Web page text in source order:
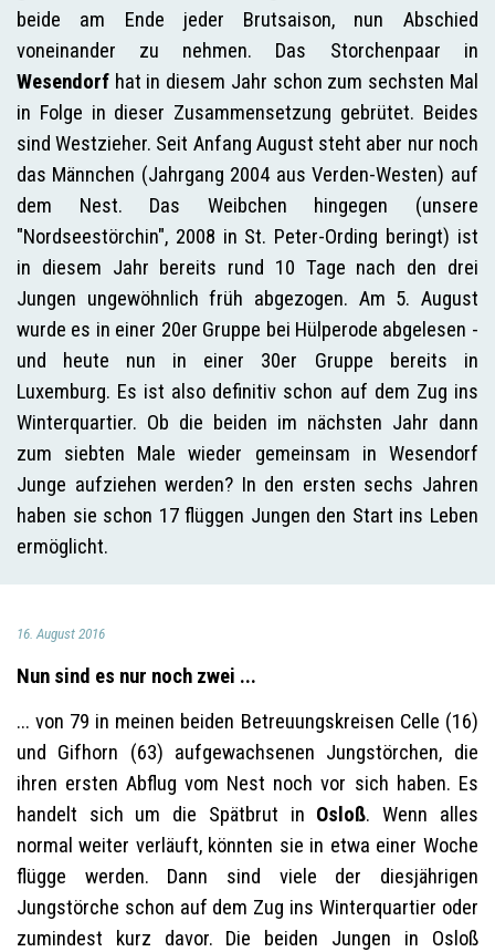
beide am Ende jeder Brutsaison, nun Abschied
voneinander zu nehmen. Das Storchenpaar in
Wesendorf hat in diesem Jahr schon zum sechsten Mal
in Folge in dieser Zusammensetzung gebrütet. Beides
sind Westzieher. Seit Anfang August steht aber nur noch
das Männchen (Jahrgang 2004 aus Verden-Westen) auf
dem Nest. Das Weibchen hingegen (unsere
"Nordseestörchin", 2008 in St. Peter-Ording beringt) ist
in diesem Jahr bereits rund 10 Tage nach den drei
Jungen ungewöhnlich früh abgezogen. Am 5. August
wurde es in einer 20er Gruppe bei Hülperode abgelesen -
und heute nun in einer 30er Gruppe bereits in
Luxemburg. Es ist also definitiv schon auf dem Zug ins
Winterquartier. Ob die beiden im nächsten Jahr dann
zum siebten Male wieder gemeinsam in Wesendorf
Junge aufziehen werden? In den ersten sechs Jahren
haben sie schon 17 flüggen Jungen den Start ins Leben
ermöglicht.
16. August 2016
Nun sind es nur noch zwei ...
... von 79 in meinen beiden Betreuungskreisen Celle (16)
und Gifhorn (63) aufgewachsenen Jungstörchen, die
ihren ersten Abflug vom Nest noch vor sich haben. Es
handelt sich um die Spätbrut in Osloß. Wenn alles
normal weiter verläuft, könnten sie in etwa einer Woche
flügge werden. Dann sind viele der diesjährigen
Jungstörche schon auf dem Zug ins Winterquartier oder
zumindest kurz davor. Die beiden Jungen in Osloß